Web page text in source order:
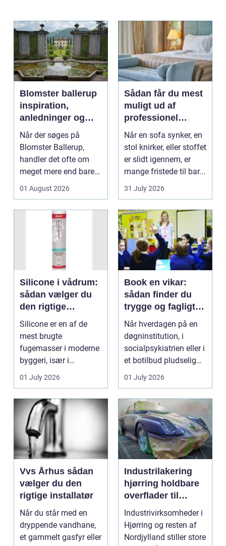
Blomster ballerup
inspiration,
anledninger og
lokale muligheder
Når der søges på
Blomster Ballerup,
handler det ofte om
meget mere end bare
Blomste...
01 August 2026
Sådan får du mest
muligt ud af
professionel
møbelpolstring
Når en sofa synker, en
stol knirker, eller stoffet
er slidt igennem, er
mange fristede til bar...
31 July 2026
Silicone i vådrum:
sådan vælger du
den rigtige
fugemasse
Silicone er en af de
mest brugte
fugemasser i moderne
byggeri, især i
badeværelser,
køkkener og andr...
01 July 2026
Book en vikar:
sådan finder du
trygge og fagligt
stærke løsninger
Når hverdagen på en
døgninstitution, i
socialpsykiatrien eller i
et botilbud pludselig
ændrer sig, k...
01 July 2026
Vvs Århus sådan
vælger du den
rigtige installatør
Når du står med en
dryppende vandhane,
et gammelt gasfyr eller
Industrilakering
hjørring holdbare
overflader til
industri og erhverv
Industrivirksomheder i
Hjørring og resten af
Nordjylland stiller store